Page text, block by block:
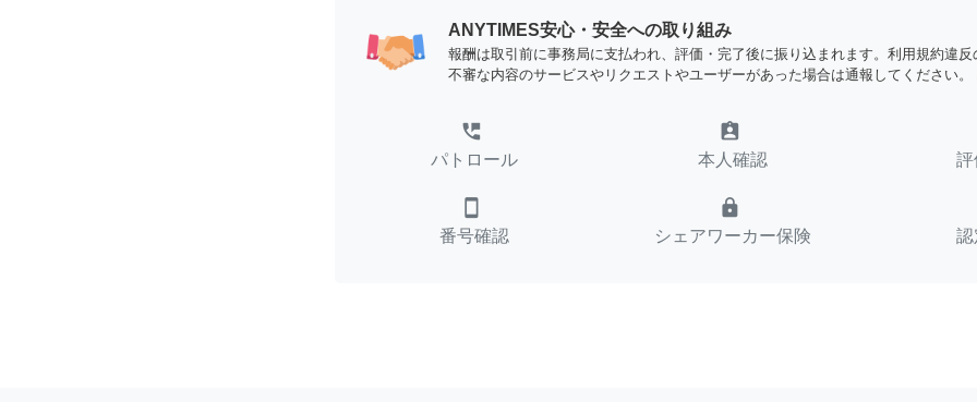
ANYTIMES安心・安全への取り組み
報酬は取引前に事務局に支払われ、評価・完了後に振り込まれます。利用規約違反
不審な内容のサービスやリクエストやユーザーがあった場合は通報してください。
perm_phone_msg
パトロール
assignment_ind
本人確認
smartphone
番号確認
lock
シェアワーカー保険